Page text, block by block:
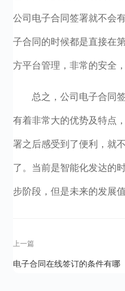
公司电子合同签署就不会
子合同的时候都是直接在
方平台管理，非常的安全
总之，公司电子合同
有着非常大的优势及特点
署之后感受到了便利，就
了。当前是智能化发达的
步阶段，但是未来的发展
上一篇
电子合同在线签订的条件有哪